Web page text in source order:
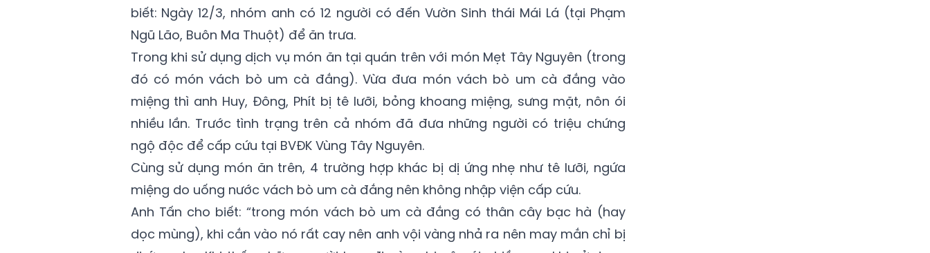
biết: Ngày 12/3, nhóm anh có 12 người có đến Vườn Sinh thái Mái Lá (tại Phạm
Ngũ Lão, Buôn Ma Thuột) để ăn trưa.
Trong khi sử dụng dịch vụ món ăn tại quán trên với món Mẹt Tây Nguyên (trong
đó có món vách bò um cà đắng). Vừa đưa món vách bò um cà đắng vào
miệng thì anh Huy, Đông, Phít bị tê lưỡi, bỏng khoang miệng, sưng mặt, nôn ói
nhiều lần. Trước tình trạng trên cả nhóm đã đưa những người có triệu chứng
ngộ độc để cấp cứu tại BVĐK Vùng Tây Nguyên.
Cùng sử dụng món ăn trên, 4 trường hợp khác bị dị ứng nhẹ như tê lưỡi, ngứa
miệng do uống nước vách bò um cà đắng nên không nhập viện cấp cứu.
Anh Tấn cho biết: “trong món vách bò um cà đắng có thân cây bạc hà (hay
dọc mùng), khi cắn vào nó rất cay nên anh vội vàng nhả ra nên may mắn chỉ bị